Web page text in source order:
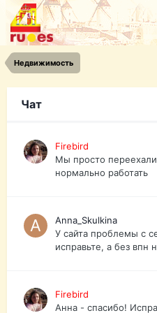
Недвижимость
Чат
Телеграмм
Firebird
Друзья - из России
Firebird
Мы просто
нормально работать
Anna_Skulkina
У сайта проблемы с
исправьте, а без впн
Firebird
Анна - спасибо!